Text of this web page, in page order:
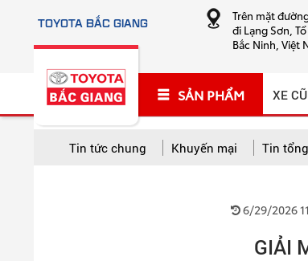
TOYOTA BẮC GIANG
Trên mặt
đi Lạng Sơn,
Bắc Ninh, Việt
SẢN PHẨM XE CŨ
Tin tức chung Khuyến mại Tin
6/29/2026
GIẢI